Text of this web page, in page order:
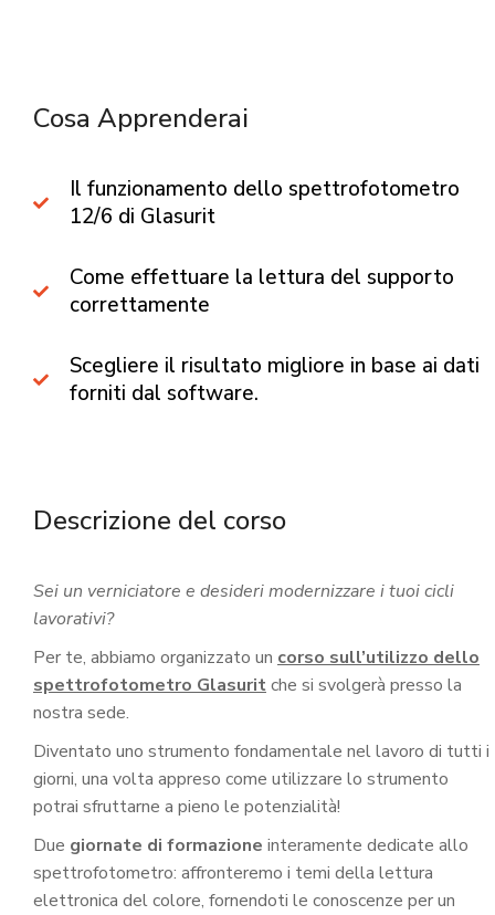
Cosa Apprenderai​
Il funzionamento dello spettrofotometro
12/6 di Glasurit
Come effettuare la lettura del supporto
correttamente
Scegliere il risultato migliore in base ai dati
forniti dal software.
Descrizione del corso
Sei un verniciatore e desideri modernizzare i tuoi cicli
lavorativi?
Per te, abbiamo organizzato un corso sull’utilizzo dello
spettrofotometro Glasuritche si svolgerà presso la
nostra sede.
Diventato uno strumento fondamentale nel lavoro di tutti i
giorni, una volta appreso come utilizzare lo strumento
potrai sfruttarne a pieno le potenzialità!
Due giornate di formazione interamente dedicate allo
spettrofotometro: affronteremo i temi della lettura
elettronica del colore, fornendoti le conoscenze per un